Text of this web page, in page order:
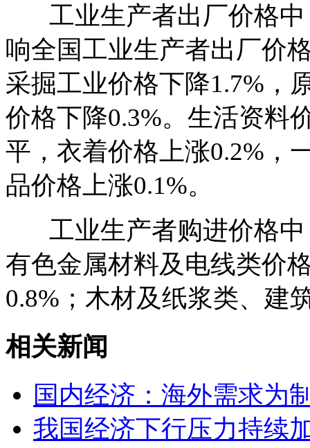
工业生产者出厂价格中
响全国工业生产者出厂价
采掘工业价格下降1.7%，
价格下降0.3%。生活资料
平，衣着价格上涨0.2%，
品价格上涨0.1%。
工业生产者购进价格中
有色金属材料及电线类价
0.8%；木材及纸浆类、建
相关新闻
国内经济：海外需求为
我国经济下行压力持续